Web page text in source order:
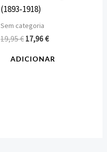
(1893‑1918)
Sem categoria
19,95€ 17,96€
ADICIONAR